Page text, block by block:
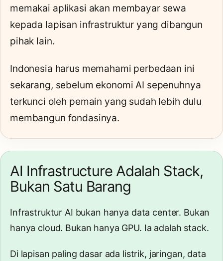
memakai aplikasi akan membayar sewa
kepada lapisan infrastruktur yang dibangun
pihak lain.
Indonesia harus memahami perbedaan ini
sekarang, sebelum ekonomi AI sepenuhnya
terkunci oleh pemain yang sudah lebih dulu
membangun fondasinya.
AI Infrastructure Adalah Stack,
Bukan Satu Barang
Infrastruktur AI bukan hanya data center. Bukan
hanya cloud. Bukan hanya GPU. Ia adalah stack.
Di lapisan paling dasar ada listrik, jaringan, data